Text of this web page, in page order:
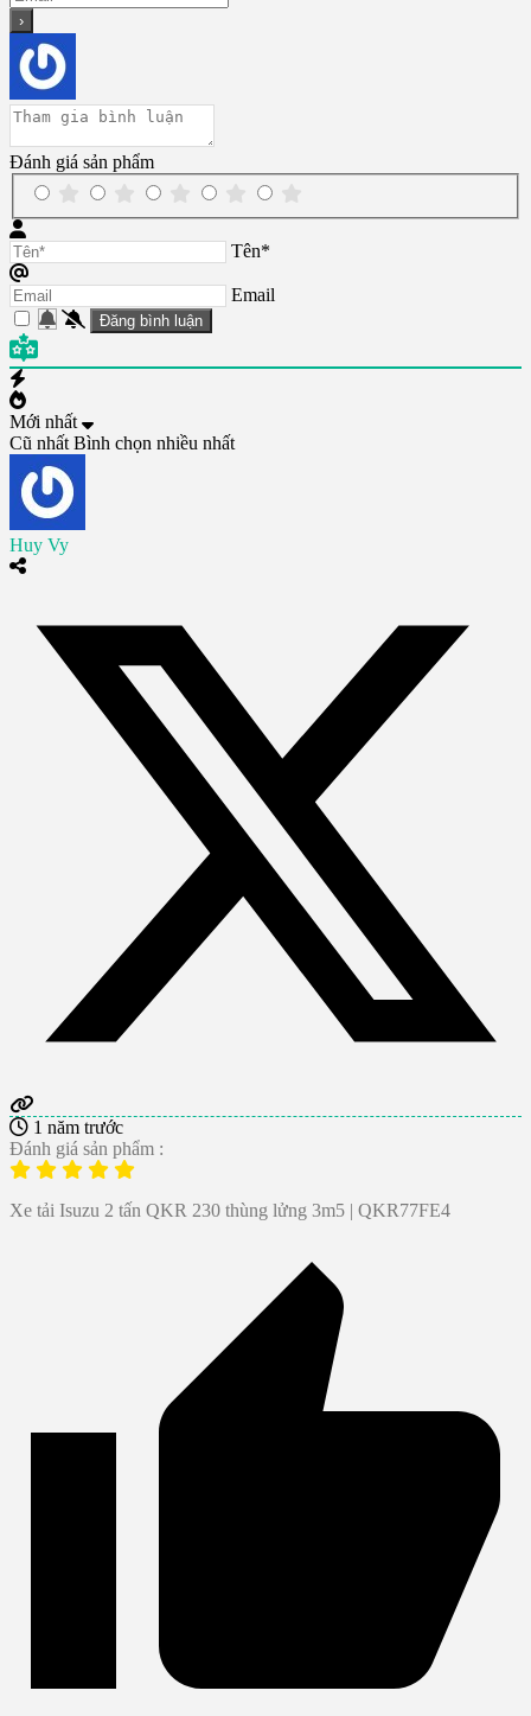
Đánh giá sản phẩm
Tên*
Email
Mới nhất
Cũ nhất Bình chọn nhiều nhất
Huy Vy
1 năm trước
Đánh giá sản phẩm :
Xe tải Isuzu 2 tấn QKR 230 thùng lửng 3m5 | QKR77FE4